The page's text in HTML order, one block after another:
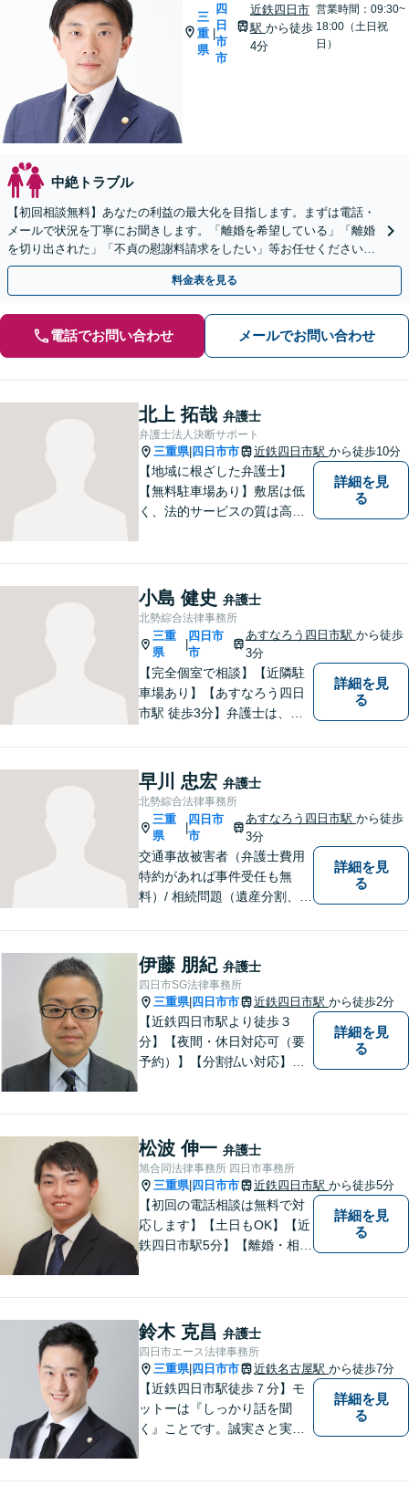
三
重
県
四
日
市
市
近鉄四日市
駅 から徒歩
4分
営業時間：09:30~
18:00（土日祝
日）
中絶トラブル
【初回相談無料】あなたの利益の最大化を目指します。まずは電話・
メールで状況を丁寧にお聞きします。「離婚を希望している」「離婚
を切り出された」「不貞の慰謝料請求をしたい」等お任せください。
【リーズナブルな料金設定】
料金表を見る
電話でお問い合わせ メールでお問い合わせ
北上 拓哉 弁護士
弁護士法人決断サポート
三重県| 四日市市 近鉄四日市駅 から徒歩10分
【地域に根ざした弁護士】
【無料駐車場あり】敷居は低
く、法的サービスの質は高く
題／離婚問題／相続問題／企
業法務など、幅広く対応可
能。【明確な料金体系】どう
ぞご連絡ください。
詳細を見
る
小島 健史 弁護士
北勢綜合法律事務所
三重
県
四日市
市
あすなろう四日市駅 から徒歩
3分
【完全個室で相談】【近隣駐
車場あり】【あすなろう四日
市駅 徒歩3分】弁護士は、依
わからないことがあれば、何
でも聞いてください。 問題解
決に向かって一緒に頑張りま
しょう。
詳細を見
る
早川 忠宏 弁護士
北勢綜合法律事務所
三重
県
四日市
市
あすなろう四日市駅 から徒歩
3分
交通事故被害者（弁護士費用
特約があれば事件受任も無
料）/ 相続問題（遺産分割、遺
さい。
詳細を見
る
伊藤 朋紀 弁護士
四日市SG法律事務所
三重県| 四日市市 近鉄四日市駅 から徒歩2分
【近鉄四日市駅より徒歩３
分】【夜間・休日対応可（要
予約）】【分割払い対応】
して、一緒に解決方法を考え
る手助けをさせていただけれ
ばと思いますので、お気軽に
ご相談ください。
詳細を見
る
松波 伸一 弁護士
旭合同法律事務所 四日市事務所
三重県| 四日市市 近鉄四日市駅 から徒歩5分
【初回の電話相談は無料で対
応します】【土日もOK】【近
鉄四日市駅5分】【離婚・相続
刑事事件全般】双方ともに納
得する解決を目指します【交
通事故】示談金の増額に向け
尽力
詳細を見
る
鈴木 克昌 弁護士
四日市エース法律事務所
三重県| 四日市市 近鉄名古屋駅 から徒歩7分
【近鉄四日市駅徒歩７分】モ
ットーは『しっかり話を聞
く』ことです。誠実さと実直
詳細を見
る